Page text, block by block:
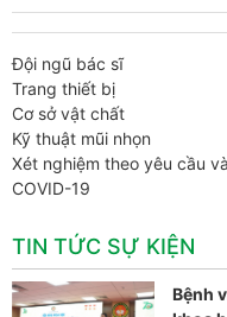
Đội ngũ bác sĩ
Trang thiết bị
Cơ sở vật chất
Kỹ thuật mũi nhọn
Xét nghiệm theo yêu cầu
COVID-19
TIN TỨC SỰ KIỆN
Bệnh